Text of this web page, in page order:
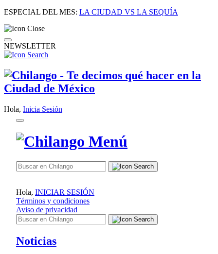
ESPECIAL DEL MES: LA CIUDAD VS LA SEQUÍA
NEWSLETTER
Hola, Inicia Sesión
Hola, INICIAR SESIÓN
Términos y condiciones
Aviso de privacidad
Noticias